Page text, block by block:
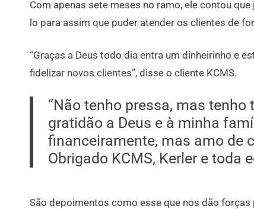
Com apenas sete meses no ramo, ele contou
lo para assim que puder atender os clientes de
“Graças a Deus todo dia entra um dinheirinho e
fidelizar novos clientes”, disse o cliente KCMS.
“Não tenho pressa, mas
gratidão a Deus e à minha
financeiramente, mas amo de
Obrigado KCMS, Kerler e toda
São depoimentos como esse que nos dão